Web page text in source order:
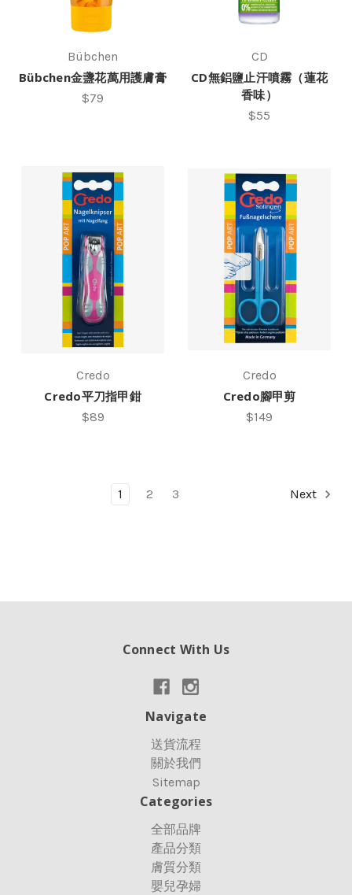
Bübchen
Bübchen金盞花萬用護膚膏
$79
CD
CD無鋁鹽止汗噴霧（蓮花
香味）
$55
Credo
Credo平刀指甲鉗
$89
Credo
Credo腳甲剪
$149
1 2 3 Next
Connect With Us
Navigate
送貨流程
關於我們
Sitemap
Categories
全部品牌
產品分類
膚質分類
嬰兒孕婦